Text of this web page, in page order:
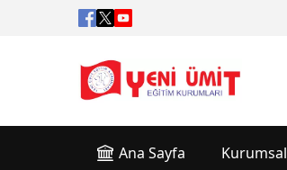
Ana Sayfa Kurumsal